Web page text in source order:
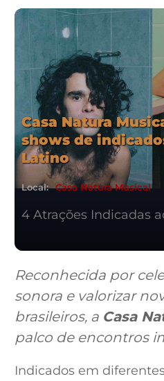
Casa Natura
shows de
Latino
Local: Casa Natura Musical
4 Atrações Indicadas
Reconhecida por
sonora e valorizar
brasileiros, a Casa
palco de encontros
Indicados em